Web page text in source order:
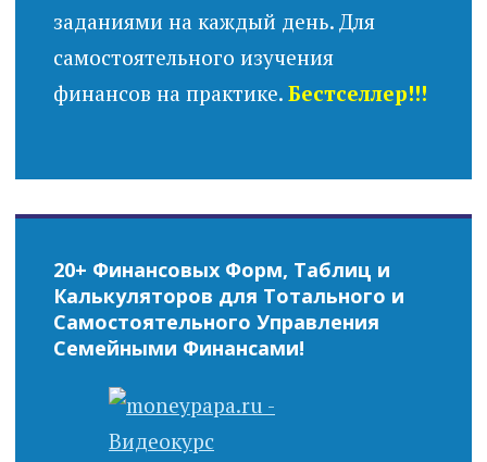
заданиями на каждый день. Для
самостоятельного изучения
финансов на практике. Бестселлер!!!
20+ Финансовых Форм, Таблиц и
Калькуляторов для Тотального и
Самостоятельного Управления
Семейными Финансами!